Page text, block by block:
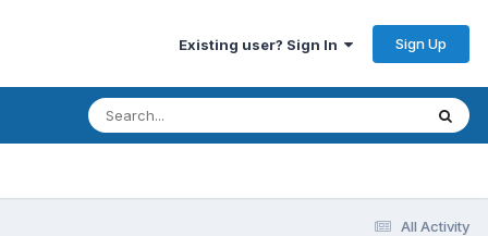
Existing user? Sign In Sign Up
All Activity